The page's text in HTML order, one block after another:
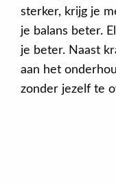
sterker, krijg je
je balans beter.
je beter. Naast
aan het
zonder jezelf te